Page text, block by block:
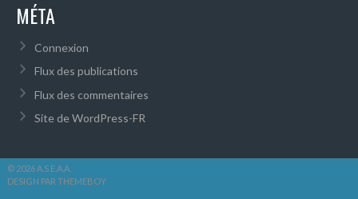
MÉTA
Connexion
Flux des publications
Flux des commentaires
Site de WordPress-FR
© 2026 A.S.E.A.A.
DESIGN PAR THEMEBOY